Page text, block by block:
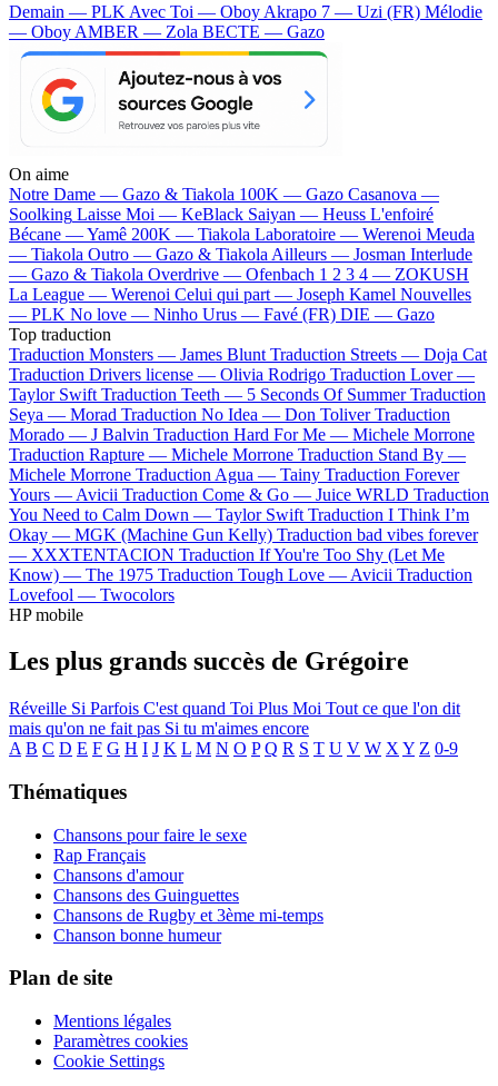
Demain — PLK Avec Toi — Oboy Akrapo 7 — Uzi (FR) Mélodie
— Oboy AMBER — Zola BECTE — Gazo
On aime
Notre Dame — Gazo & Tiakola 100K — Gazo Casanova —
Soolking Laisse Moi — KeBlack Saiyan — Heuss L'enfoiré
Bécane —Yamê 200K — Tiakola Laboratoire — Werenoi Meuda
— Tiakola Outro — Gazo & Tiakola Ailleurs — Josman Interlude
— Gazo & Tiakola Overdrive — Ofenbach 1 2 3 4 — ZOKUSH
La League — Werenoi Celui qui part — Joseph Kamel Nouvelles
— PLK No love — Ninho Urus — Favé (FR) DIE — Gazo
Top traduction
Traduction Monsters — James Blunt Traduction Streets — Doja Cat
Traduction Drivers license — Olivia Rodrigo Traduction Lover —
Taylor Swift Traduction Teeth — 5 Seconds Of Summer Traduction
Seya — Morad Traduction No Idea — Don Toliver Traduction
Morado — J Balvin Traduction Hard For Me — Michele Morrone
Traduction Rapture — Michele Morrone Traduction Stand By —
Michele Morrone Traduction Agua — Tainy Traduction Forever
Yours — Avicii Traduction Come & Go — Juice WRLD Traduction
You Need to Calm Down — Taylor Swift Traduction I Think I’m
Okay — MGK (Machine Gun Kelly) Traduction bad vibes forever
— XXXTENTACION Traduction If You're Too Shy (Let Me
Know) — The 1975 Traduction Tough Love — Avicii Traduction
Lovefool — Twocolors
HP mobile
Les plus grands succès de Grégoire
Réveille Si Parfois C'est quand Toi Plus Moi Tout ce que l'on dit
mais qu'on ne fait pas Si tu m'aimes encore
A B C D E F G H I J K L M N O P Q R S T U V W X Y Z 0-9
Thématiques
Chansons pour faire le sexe
Rap Français
Chansons d'amour
Chansons des Guinguettes
Chansons de Rugby et 3ème mi-temps
Chanson bonne humeur
Plan de site
Mentions légales
Paramètres cookies
Cookie Settings